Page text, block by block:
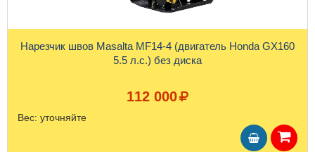
Нарезчик швов Masalta MF14-4 (двигатель Honda GX160
5.5 л.с.) без диска
112 000
Вес: уточняйте